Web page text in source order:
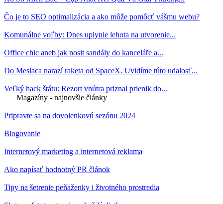
Čo je to SEO optimalizácia a ako môže pomôcť vášmu webu?
Komunálne voľby: Dnes uplynie lehota na utvorenie...
Office chic aneb jak nosit sandály do kanceláře a...
Do Mesiaca narazí raketa od SpaceX. Uvidíme túto udalosť...
Veľký hack štátu: Rezort vnútra priznal prienik do...
Magazíny - najnovšie články
Pripravte sa na dovolenkovú sezónu 2024
Blogovanie
Internetový marketing a internetová reklama
Ako napísať hodnotný PR článok
Tipy na šetrenie peňaženky i životného prostredia